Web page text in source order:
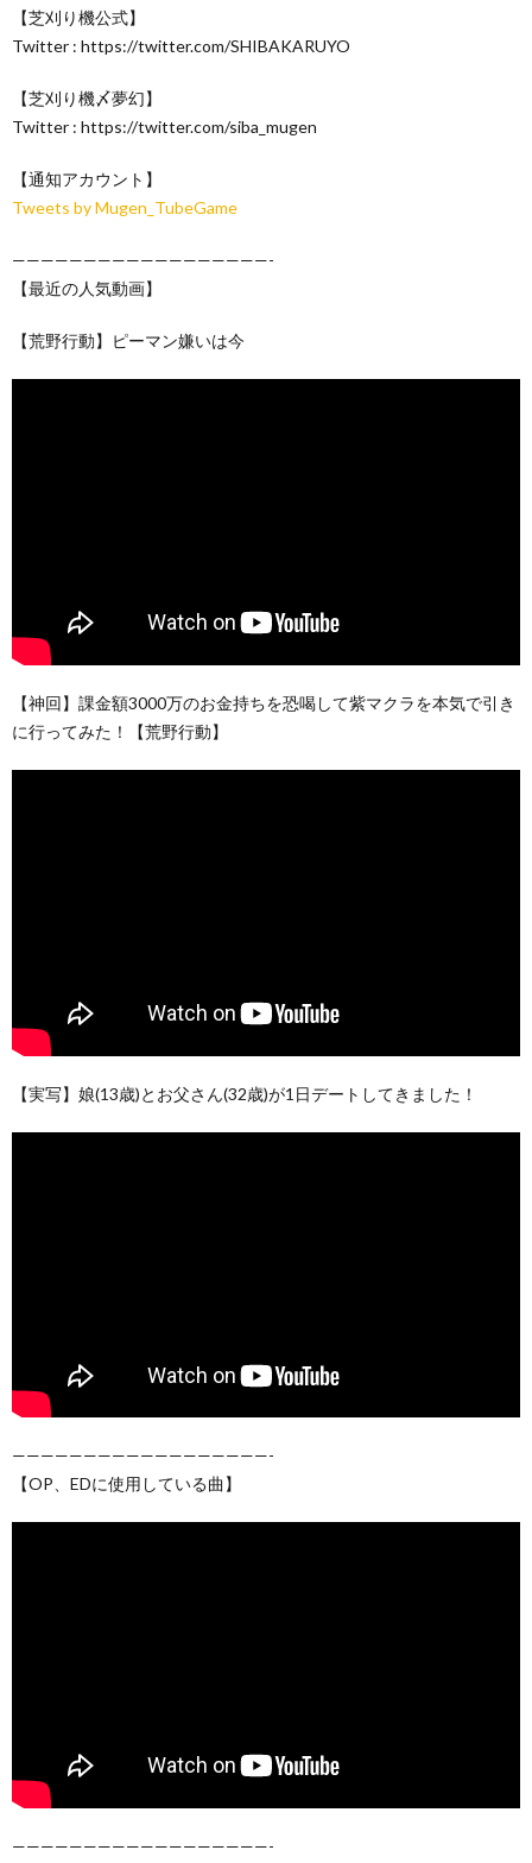
【芝刈り機公式】
Twitter : https://twitter.com/SHIBAKARUYO
【芝刈り機〆夢幻】
Twitter : https://twitter.com/siba_mugen
【通知アカウント】
Tweets by Mugen_TubeGame
——————————————————-
【最近の人気動画】
【荒野行動】ピーマン嫌いは今
【神回】課金額3000万のお金持ちを恐喝して紫マクラを本気で引き
に行ってみた！【荒野行動】
【実写】娘(13歳)とお父さん(32歳)が1日デートしてきました！
——————————————————-
【OP、EDに使用している曲】
——————————————————-